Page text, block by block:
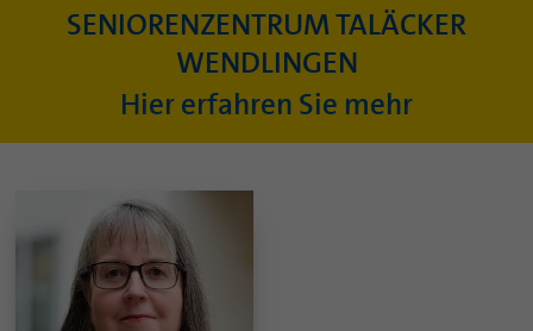
SENIORENZENTRUM TALÄCKER
WENDLINGEN
Hier erfahren Sie mehr